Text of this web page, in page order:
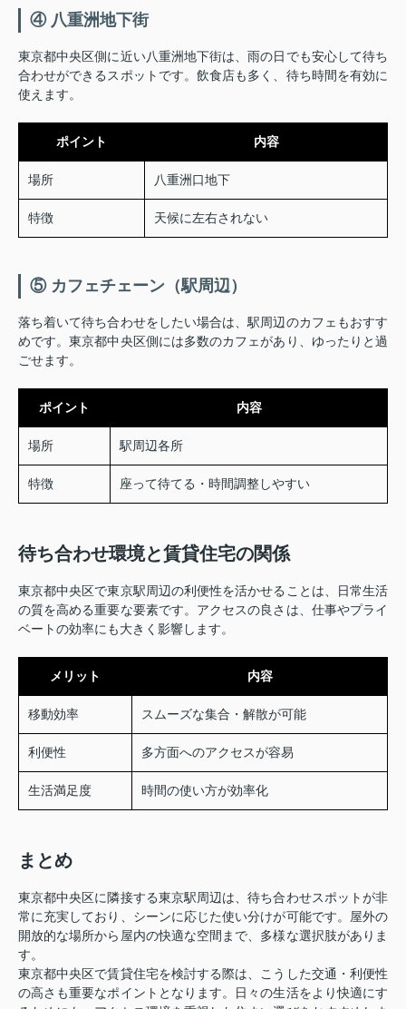
④ 八重洲地下街
東京都中央区側に近い八重洲地下街は、雨の日でも安心して待ち
合わせができるスポットです。飲食店も多く、待ち時間を有効に
使えます。
ポイント 内容
場所 八重洲口地下
特徴 天候に左右されない
⑤ カフェチェーン（駅周辺）
落ち着いて待ち合わせをしたい場合は、駅周辺のカフェもおすす
めです。東京都中央区側には多数のカフェがあり、ゆったりと過
ごせます。
ポイント 内容
場所 駅周辺各所
特徴 座って待てる・時間調整しやすい
待ち合わせ環境と賃貸住宅の関係
東京都中央区で東京駅周辺の利便性を活かせることは、日常生活
の質を高める重要な要素です。アクセスの良さは、仕事やプライ
ベートの効率にも大きく影響します。
メリット 内容
移動効率 スムーズな集合・解散が可能
利便性 多方面へのアクセスが容易
生活満足度 時間の使い方が効率化
まとめ
東京都中央区に隣接する東京駅周辺は、待ち合わせスポットが非
常に充実しており、シーンに応じた使い分けが可能です。屋外の
開放的な場所から屋内の快適な空間まで、多様な選択肢がありま
す。
東京都中央区で賃貸住宅を検討する際は、こうした交通・利便性
の高さも重要なポイントとなります。日々の生活をより快適にす